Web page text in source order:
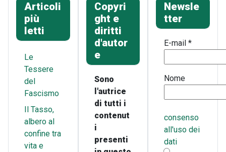
Articoli
più
letti
Le
Tessere
del
Fascismo
Il Tasso,
albero al
confine tra
vita e
Copyri
ght e
diritti
d'autor
e
Sono
l'autrice
di tutti i
contenut
i
presenti
Newsle
tter
E-mail*
Nome
consenso
all'uso dei
dati